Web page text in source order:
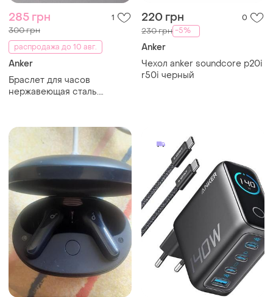
285 грн 1
300 грн
распродажа до 10 авг.
Anker
Браслет для часов
нержавеющая сталь.
220 грн 0
230 грн -5%
Anker
Чехол anker soundcore p20i
r50i черный